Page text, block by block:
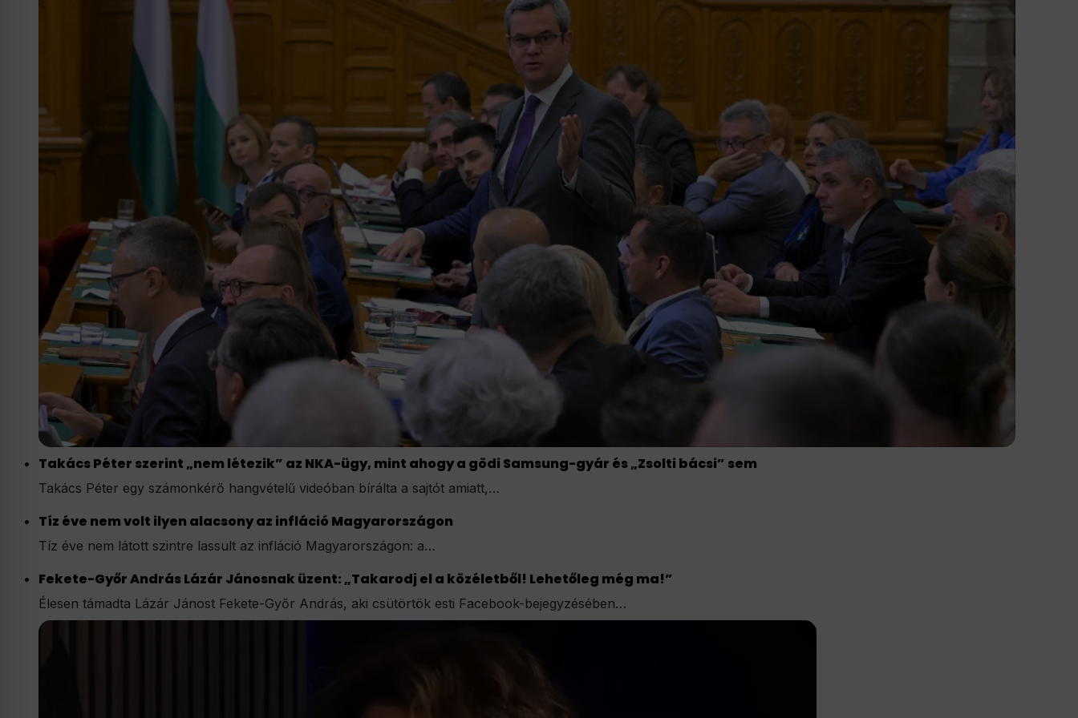
Takács Péter szerint „nem létezik” az NKA-ügy, mint ahogy a gödi Samsung-gyár és „Zsolti bácsi” sem
Takács Péter egy számonkérő hangvételű videóban bírálta a sajtót amiatt,…
Tíz éve nem volt ilyen alacsony az infláció Magyarországon
Tíz éve nem látott szintre lassult az infláció Magyarországon: a…
Fekete-Győr András Lázár Jánosnak üzent: „Takarodj el a közéletből! Lehetőleg még ma!”
Élesen támadta Lázár Jánost Fekete-Győr András, aki csütörtök esti Facebook-bejegyzésében…